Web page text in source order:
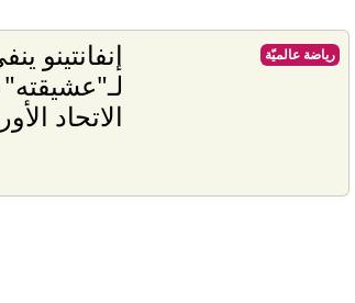
إنفانتينو
الاتحاد
رياضة عالميّة